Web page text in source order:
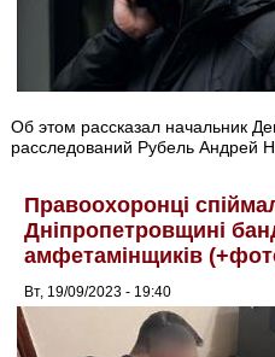
Об этом рассказал начальник
расследований Рубель Андрей
Правоохоронці
Дніпропетровщині
амфетамінщиків
Вт, 19/09/2023 - 19:40